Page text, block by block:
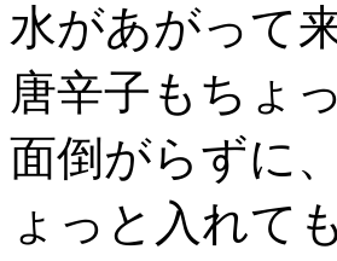
水があがって
唐辛子もちょ
面倒がらずに
ょっと入れて